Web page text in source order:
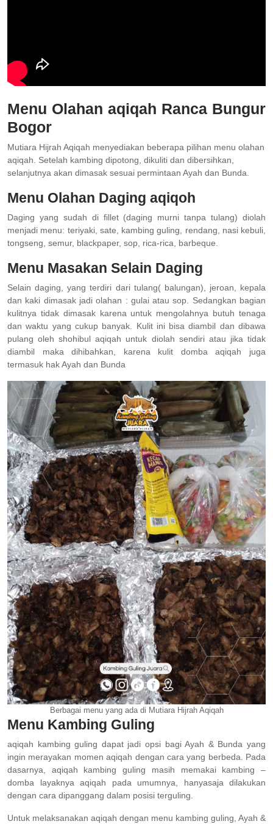
Menu Olahan aqiqah Ranca Bungur
Bogor
Mutiara Hijrah Aqiqah menyediakan beberapa pilihan menu olahan
aqiqah. Setelah kambing dipotong, dikuliti dan dibersihkan,
selanjutnya akan dimasak sesuai permintaan Ayah dan Bunda.
Menu Olahan Daging aqiqoh
Daging yang sudah di fillet (daging murni tanpa tulang) diolah
menjadi menu: teriyaki, sate, kambing guling, rendang, nasi kebuli,
tongseng, semur, blackpaper, sop, rica-rica, barbeque.
Menu Masakan Selain Daging
Selain daging, yang terdiri dari tulang( balungan), jeroan, kepala
dan kaki dimasak jadi olahan : gulai atau sop. Sedangkan bagian
kulitnya tidak dimasak karena untuk mengolahnya butuh tenaga
dan waktu yang cukup banyak. Kulit ini bisa diambil dan dibawa
pulang oleh shohibul aqiqah untuk diolah sendiri atau jika tidak
diambil maka dihibahkan, karena kulit domba aqiqah juga
termasuk hak Ayah dan Bunda
Berbagai menu yang ada di Mutiara Hijrah Aqiqah
Menu Kambing Guling
aqiqah kambing guling dapat jadi opsi bagi Ayah & Bunda yang
ingin merayakan momen aqiqah dengan cara yang berbeda. Pada
dasarnya, aqiqah kambing guling masih memakai kambing –
domba layaknya aqiqah pada umumnya, hanyasaja dilakukan
dengan cara dipanggang dalam posisi terguling.
Untuk melaksanakan aqiqah dengan menu kambing guling, Ayah &